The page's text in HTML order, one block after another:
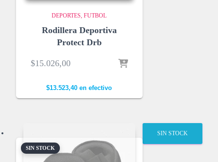
,
0
0
DEPORTES FUTBOL
Rodillera Deportiva
Protect Drb
$15.026,00
$13.523,40 en efectivo
SIN STOCK
SIN STOCK